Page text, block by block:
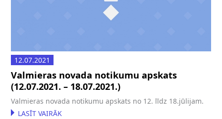
12.07.2021
Valmieras novada notikumu apskats
(12.07.2021. – 18.07.2021.)
Valmieras novada notikumu apskats no 12. līdz 18.jūlijam.
LASĪT VAIRĀK